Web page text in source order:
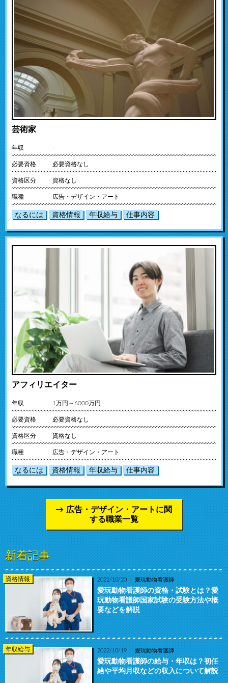
芸術家
年収 -
必要資格 必要資格なし
資格区分 資格なし
職種 広告・デザイン・アート
なるには 資格情報 年収給与 仕事内容
アフィリエイター
年収 1万円～6000万円
必要資格 必要資格なし
資格区分 資格なし
職種 広告・デザイン・アート
なるには 資格情報 年収給与 仕事内容
広告・デザイン・アートに関
する職業一覧
新着記事
資格情報 2022/10/20 愛玩動物看護師
愛玩動物看護師の資格・試験とは？愛
玩動物看護師国家試験の受験方法や概
要などを解説
年収給与 2022/10/19 愛玩動物看護師
愛玩動物看護師の給与・年収は？初任
給や平均月収などの収入について解説